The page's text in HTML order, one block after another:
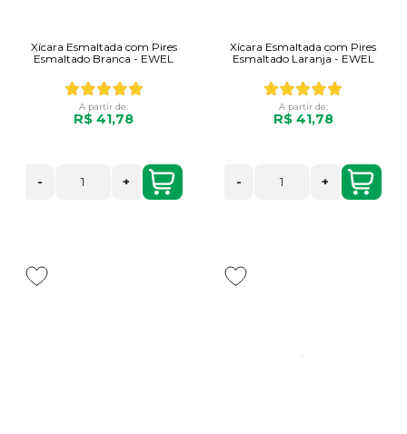
Xícara Esmaltada com Pires
Esmaltado Branca - EWEL
A partir de:
R$ 41,78
- +
Xícara Esmaltada com Pires
Esmaltado Laranja - EWEL
A partir de:
R$ 41,78
- +